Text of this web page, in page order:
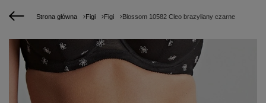
Strona główna Figi Figi Blossom 10582 Cleo brazyliany czarne